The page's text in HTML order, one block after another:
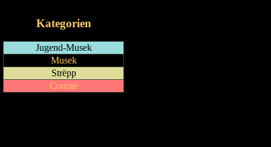
Kategorien
Jugend-Musek
Musek
Strëpp
Comité